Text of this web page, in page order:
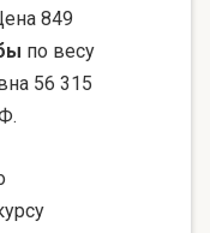
849
по весу
56 315